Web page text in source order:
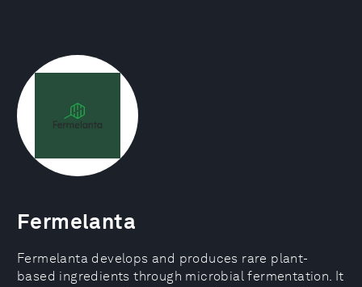
Fermelanta
Fermelanta develops and produces rare plant-
based ingredients through microbial fermentation. It